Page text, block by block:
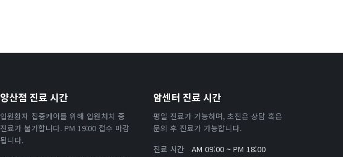
양산점 진료 시간
입원환자 집중케어를 위해 입원처치 중
진료가 불가합니다. PM 19:00 접수 마감
됩니다.
암센터 진료 시간
평일 진료가 가능하며, 초진은 상담 혹은
문의 후 진료가 가능합니다.
진료 시간
AM 09:00 ~ PM 18:00